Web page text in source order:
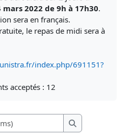
mars 2022 de 9h à 17h30.
sera en français.
le repas de midi sera à
index.php/691151?
acceptés : 12
Recherche
Recherche